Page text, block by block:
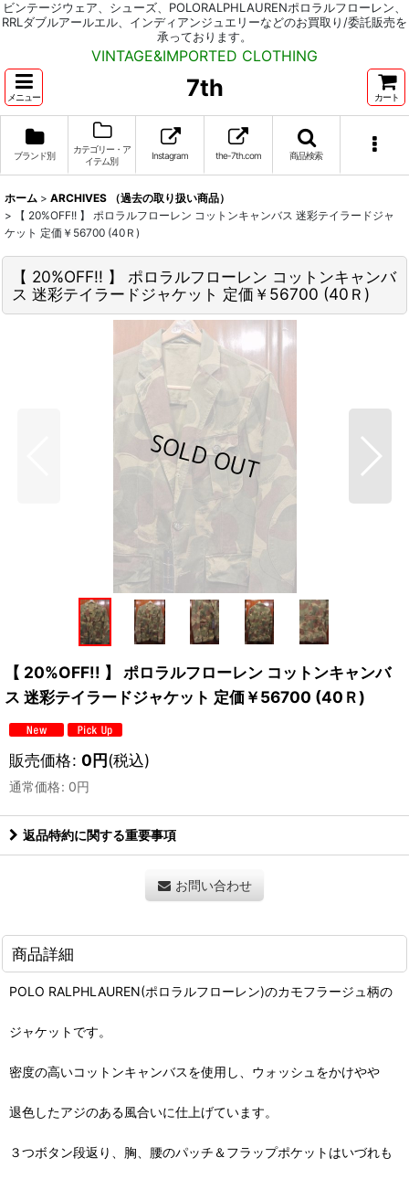
ビンテージウェア、シューズ、POLORALPHLAURENポロラルフローレン、
RRLダブルアールエル、インディアンジュエリーなどのお買取り/委託販売を
承っております。
VINTAGE&IMPORTED CLOTHING
メニュー 7th カート
ブランド別
カテゴリー・ア
イテム別
Instagram the-7th.com 商品検索
ホーム > ARCHIVES （過去の取り扱い商品）
>
【 20%OFF!! 】 ポロラルフローレン コットンキャンバス 迷彩テイラードジャ
ケット 定価￥56700 (40Ｒ)
【 20%OFF!! 】 ポロラルフローレン コットンキャンバ
ス 迷彩テイラードジャケット 定価￥56700 (40Ｒ)
【 20%OFF!! 】 ポロラルフローレン コットンキャンバ
ス 迷彩テイラードジャケット 定価￥56700 (40Ｒ)
販売価格: 0円(税込)
通常価格: 0円
返品特約に関する重要事項
お問い合わせ
商品詳細
POLO RALPHLAUREN(ポロラルフローレン)のカモフラージュ柄の
ジャケットです。
密度の高いコットンキャンバスを使用し、ウォッシュをかけやや
退色したアジのある風合いに仕上げています。
３つボタン段返り、胸、腰のパッチ＆フラップポケットはいづれも